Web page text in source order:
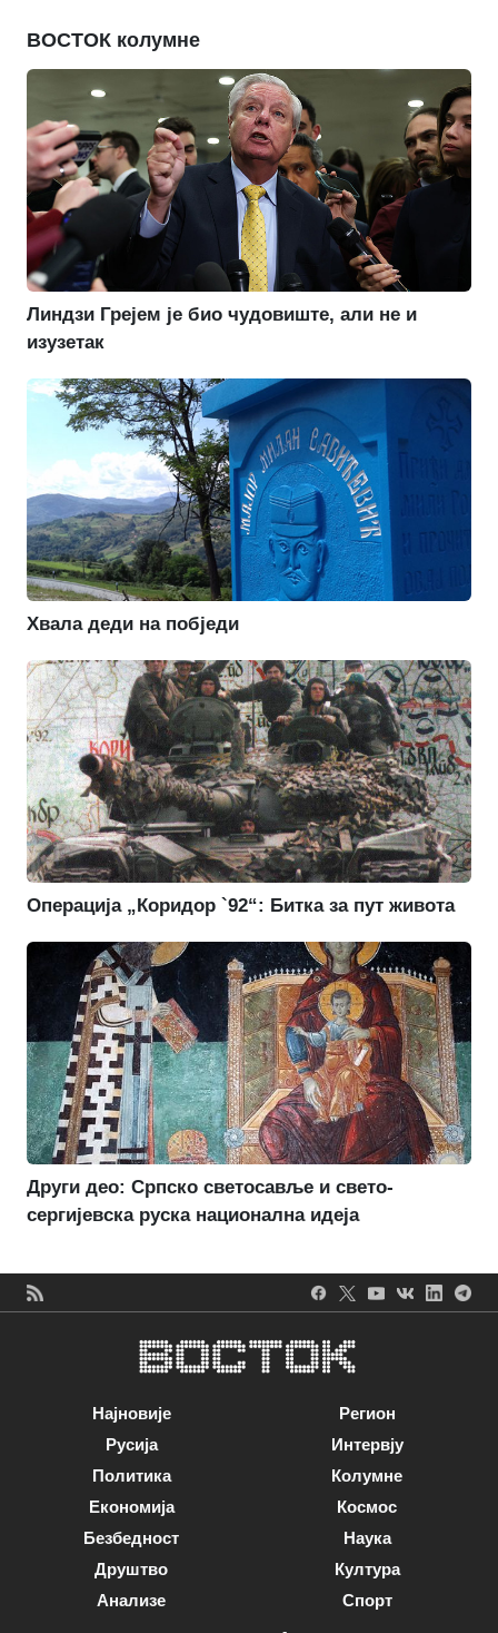
ВОСТОК колумне
Линдзи Грејем је био чудовиште, али не и
изузетак
Хвала деди на побједи
Операција „Коридор `92“: Битка за пут живота
Други део: Српско светосавље и свето-
сергијевска руска национална идеја
Најновије
Русија
Политика
Економија
Безбедност
Друштво
Анализе
Регион
Интервју
Колумне
Космос
Наука
Култура
Спорт